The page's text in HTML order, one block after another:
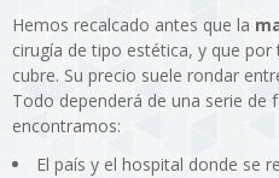
Hemos recalcado antes que la
cirugía de tipo estética, y que por
cubre. Su precio suele rondar
Todo dependerá de una serie de
encontramos:
El país y el hospital donde se